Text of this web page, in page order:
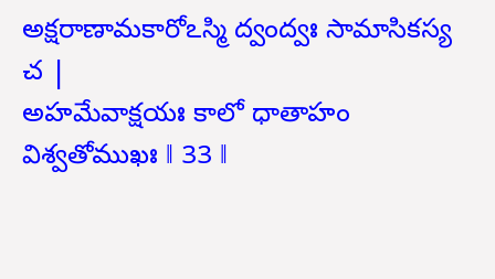
అక్షరాణామకారోఽస్మి ద్వంద్వః సామాసికస్య
చ |
అహమేవాక్షయః కాలో ధాతాహం
విశ్వతోముఖః ‖ 33 ‖